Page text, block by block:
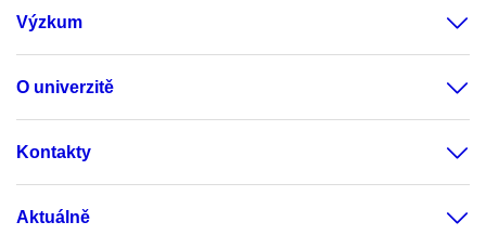
Výzkum
O univerzitě
Kontakty
Aktuálně